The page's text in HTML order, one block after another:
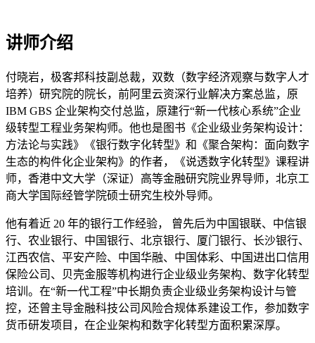
讲师介绍
付晓岩，极客邦科技副总裁，双数（数字经济观察与数字人才
培养）研究院的院长，前阿里云资深行业解决方案总监，原
IBM GBS 企业架构交付总监，原建行“新一代核心系统”企业
级转型工程业务架构师。他也是图书《企业级业务架构设计：
方法论与实践》《银行数字化转型》和《聚合架构：面向数字
生态的构件化企业架构》的作者，《说透数字化转型》课程讲
师，香港中文大学（深证）高等金融研究院业界导师，北京工
商大学国际经管学院硕士研究生校外导师。
他有着近 20 年的银行工作经验， 曾先后为中国银联、中信银
行、农业银行、中国银行、北京银行、厦门银行、长沙银行、
江西农信、平安产险、中国华融、中国体彩、中国进出口信用
保险公司、贝壳金服等机构进行企业级业务架构、数字化转型
培训。在“新一代工程”中长期负责企业级业务架构设计与管
控，还曾主导金融科技公司风险合规体系建设工作，参加数字
货币研发项目，在企业架构和数字化转型方面积累深厚。